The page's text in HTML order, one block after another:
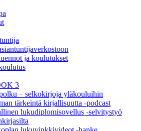
ja koulutukset
3
– selkokirjoja yläkouluihin
tärkeintä kirjallisuutta -podcast
lukudiplomisovellus -selvitystyö